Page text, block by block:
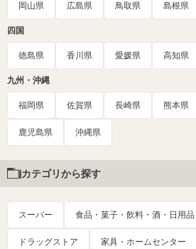
岡山県 広島県 鳥取県 島根県
四国
徳島県 香川県 愛媛県 高知県
九州・沖縄
福岡県 佐賀県 長崎県 熊本県
鹿児島県 沖縄県
カテゴリから探す
スーパー 食品・菓子・飲料・酒・日用
ドラッグストア 家具・ホームセンター